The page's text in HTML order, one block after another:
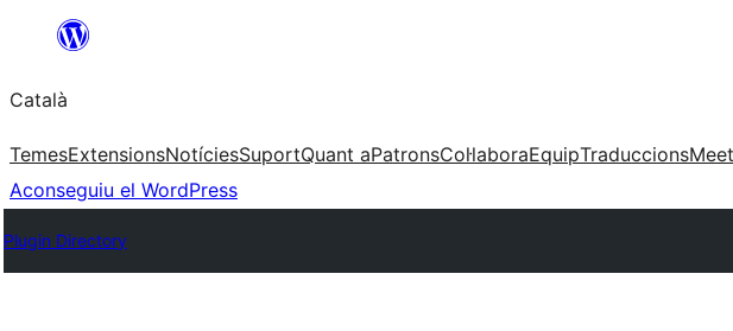
contingut
Català
TemesExtensionsNotíciesSuportQuant aPatronsCol·laboraEquipTraduccions
Aconseguiu el WordPress
Plugin Directory